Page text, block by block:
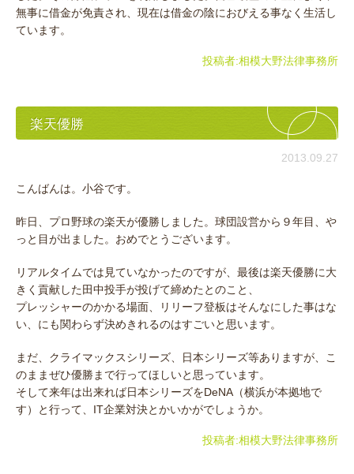
無事に借金が免責され、現在は借金の陰におびえる事なく生活し
ています。
投稿者:相模大野法律事務所
楽天優勝
2013.09.27
こんばんは。小谷です。
昨日、プロ野球の楽天が優勝しました。球団設営から９年目、や
っと目が出ました。おめでとうございます。
リアルタイムでは見ていなかったのですが、最後は楽天優勝に大
きく貢献した田中投手が投げて締めたとのこと、
プレッシャーのかかる場面、リリーフ登板はそんなにした事はな
い、にも関わらず決めきれるのはすごいと思います。
まだ、クライマックスシリーズ、日本シリーズ等ありますが、こ
のままぜひ優勝まで行ってほしいと思っています。
そして来年は出来れば日本シリーズをDeNA（横浜が本拠地で
す）と行って、IT企業対決とかいかがでしょうか。
投稿者:相模大野法律事務所